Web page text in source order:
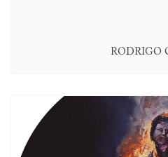
RODRIGO